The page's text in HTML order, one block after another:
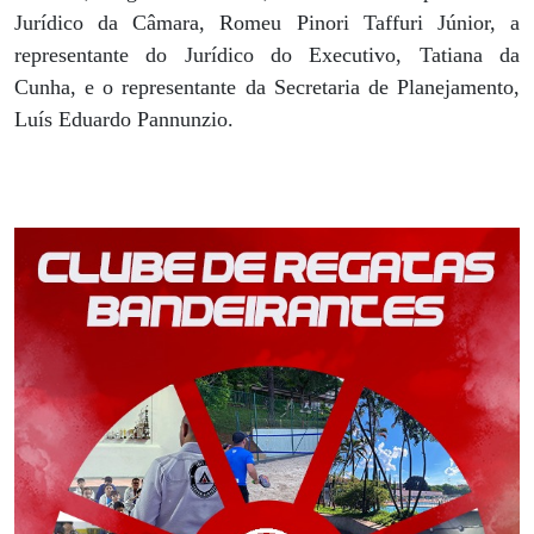
Jurídico da Câmara, Romeu Pinori Taffuri Júnior, a
representante do Jurídico do Executivo, Tatiana da
Cunha, e o representante da Secretaria de Planejamento,
Luís Eduardo Pannunzio.